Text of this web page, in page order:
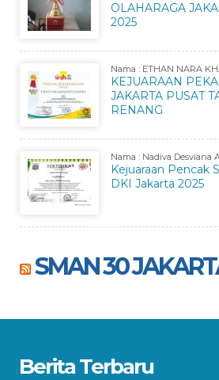
OLAHARAGA
2025
Nama : ETHAN NARA
KEJUARAAN
JAKARTA PUSAT
RENANG
Nama : Nadiva Desviana
Kejuaraan Pencak
DKI Jakarta 2025
SMAN 30
Berita Terbaru